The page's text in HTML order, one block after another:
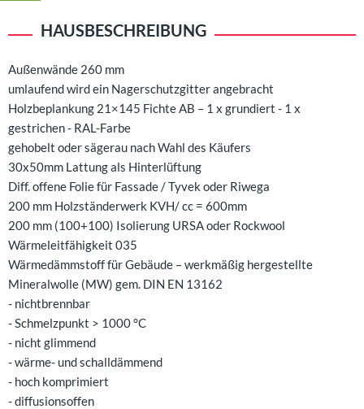
HAUSBESCHREIBUNG
Außenwände 260 mm
umlaufend wird ein Nagerschutzgitter angebracht
Holzbeplankung 21×145 Fichte AB – 1 x grundiert - 1 x
gestrichen - RAL-Farbe
gehobelt oder sägerau nach Wahl des Käufers
30x50mm Lattung als Hinterlüftung
Diff. offene Folie für Fassade / Tyvek oder Riwega
200 mm Holzständerwerk KVH/ cc = 600mm
200 mm (100+100) Isolierung URSA oder Rockwool
Wärmeleitfähigkeit 035
Wärmedämmstoff für Gebäude – werkmäßig hergestellte
Mineralwolle (MW) gem. DIN EN 13162
- nichtbrennbar
- Schmelzpunkt > 1000 °C
- nicht glimmend
- wärme- und schalldämmend
- hoch komprimiert
- diffusionsoffen